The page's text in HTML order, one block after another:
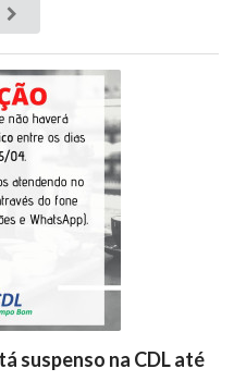
suspenso na CDL até